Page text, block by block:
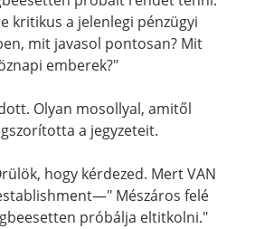
kritikus a jelenlegi pénzügyi
mit javasol pontosan? Mit
emberek?"
Olyan mosollyal, amitől
a jegyzeteit.
hogy kérdezed. Mert VAN
Mészáros felé
próbálja eltitkolni."